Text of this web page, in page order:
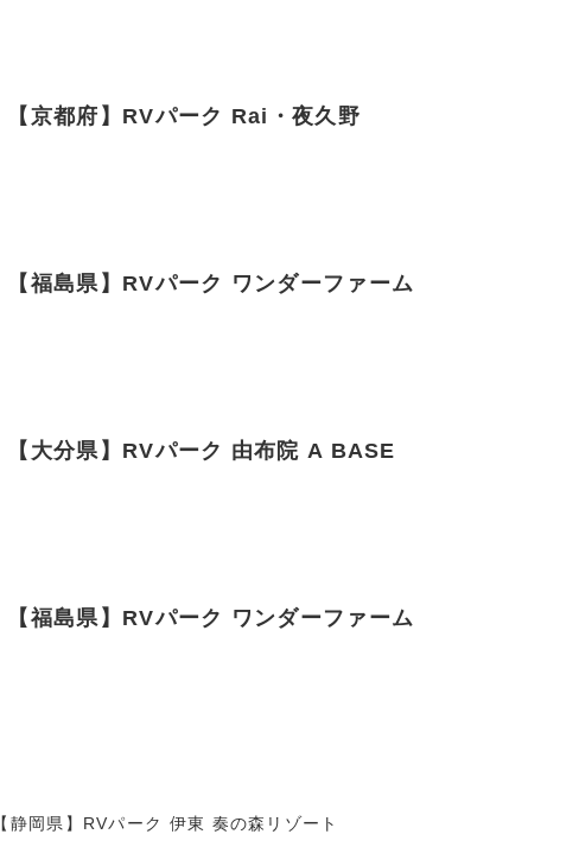
【京都府】RVパーク Rai・夜久野
【福島県】RVパーク ワンダーファーム
【大分県】RVパーク 由布院 A BASE
【福島県】RVパーク ワンダーファーム
【静岡県】RVパーク 伊東 奏の森リゾート